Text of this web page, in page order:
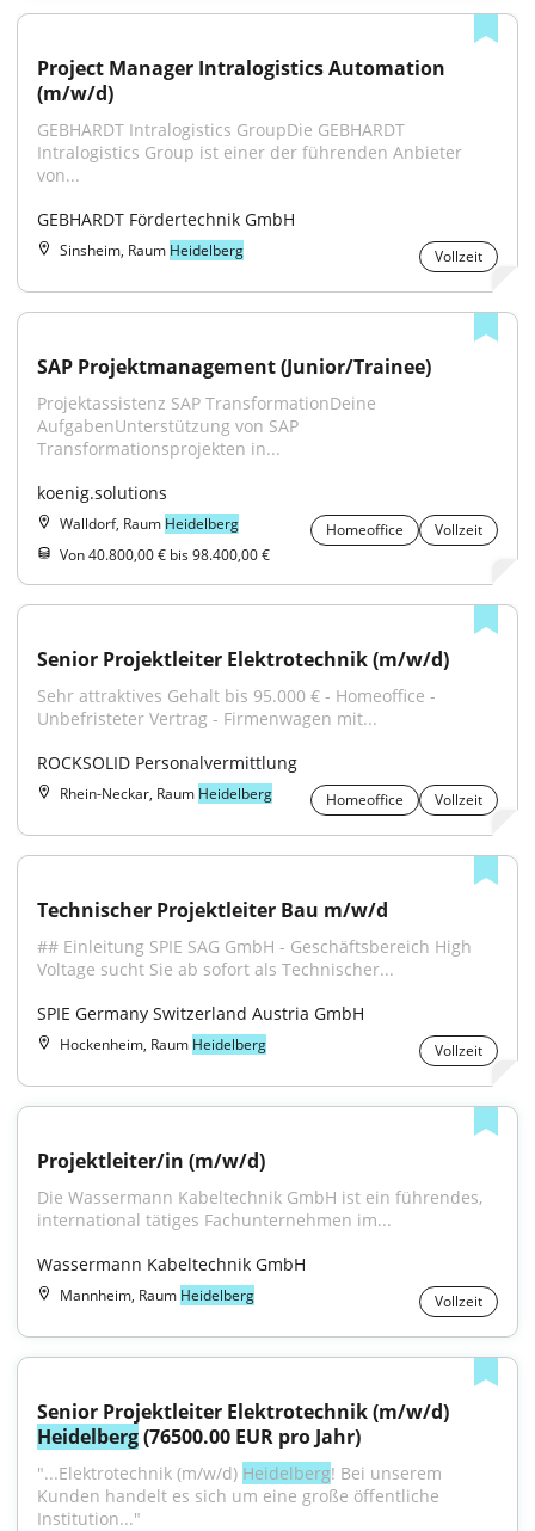
Project Manager Intralogistics Automation
(m/w/d)
GEBHARDT Intralogistics GroupDie GEBHARDT
Intralogistics Group ist einer der führenden Anbieter
von...
GEBHARDT Fördertechnik GmbH
Sinsheim, Raum Heidelberg Vollzeit
SAP Projektmanagement (Junior/Trainee)
Projektassistenz SAP TransformationDeine
AufgabenUnterstützung von SAP
Transformationsprojekten in...
koenig.solutions
Walldorf, Raum Heidelberg Homeoffice
Vollzeit
Von 40.800,00 € bis 98.400,00 €
Senior Projektleiter Elektrotechnik (m/w/d)
Sehr attraktives Gehalt bis 95.000 € - Homeoffice -
Unbefristeter Vertrag - Firmenwagen mit...
ROCKSOLID Personalvermittlung
Rhein-Neckar, Raum Heidelberg Homeoffice Vollzeit
Technischer Projektleiter Bau m/w/d
## Einleitung SPIE SAG GmbH - Geschäftsbereich High
Voltage sucht Sie ab sofort als Technischer...
SPIE Germany Switzerland Austria GmbH
Hockenheim, Raum Heidelberg Vollzeit
Projektleiter/in (m/w/d)
Die Wassermann Kabeltechnik GmbH ist ein führendes,
international tätiges Fachunternehmen im...
Wassermann Kabeltechnik GmbH
Mannheim, Raum Heidelberg Vollzeit
Heidelberg (76500.00 EUR pro Jahr)
"...Elektrotechnik (m/w/d) Heidelberg! Bei unserem
Kunden handelt es sich um eine große öffentliche
Institution..."